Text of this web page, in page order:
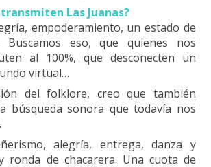
Las Juanas?
empoderamiento, un estado de
Buscamos eso, que quienes nos
al 100%, que desconecten un
virtual…
del folklore, creo que también
búsqueda sonora que todavía nos
alegría, entrega, danza y
ronda de chacarera. Una cuota de